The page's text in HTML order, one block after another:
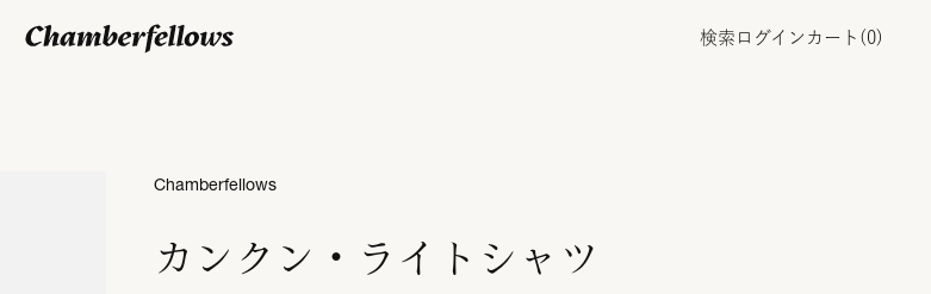
検索 ログイン カート( 0)
カンクン・ライトシャツ
Chamberfellows